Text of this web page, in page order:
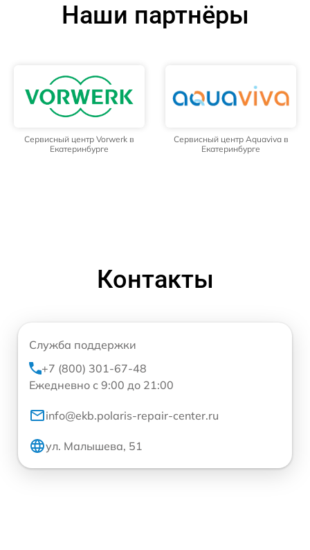
Наши партнёры
Сервисный центр Vorwerk в
Екатеринбурге
Сервисный центр Aquaviva в
Екатеринбурге
Контакты
Служба поддержки
+7 (800) 301-67-48
Ежедневно с 9:00 до 21:00
info@ekb.polaris-repair-center.ru
ул. Малышева, 51